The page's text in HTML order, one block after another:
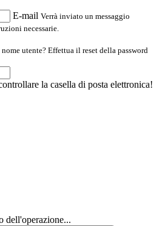
E-mail Verrà inviato un messaggio
necessarie.
utente? Effettua il reset della password
la casella di posta elettronica!
dell'operazione...